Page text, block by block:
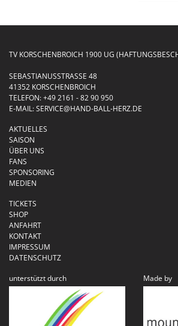
TV KORSCHENBROICH 1900 UG
SEBASTIANUSSTRASSE 48
41352 KORSCHENBROICH
TELEFON:+49 2161 - 82 90 950
E-MAIL:SERVICE@HAND-BALL-HERZ.DE
AKTUELLES
SAISON
ÜBER UNS
FANS
SPONSORING
MEDIEN
TICKETS
SHOP
ANFAHRT
KONTAKT
IMPRESSUM
DATENSCHUTZ
unterstützt durch
Made by